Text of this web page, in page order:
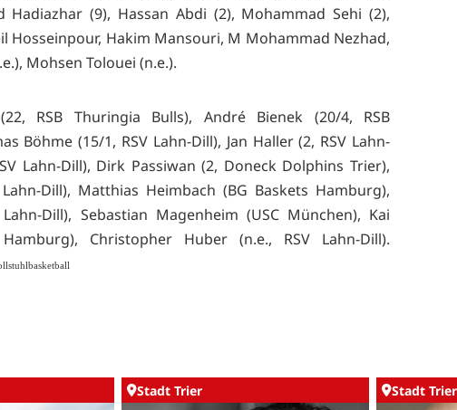
Hadiazhar (9), Hassan Abdi (2), Mohammad Sehi (2),
Hosseinpour, Hakim Mansouri, M Mohammad Nezhad,
Mohsen Tolouei (n.e.).
RSB Thuringia Bulls), André Bienek (20/4, RSB
Böhme (15/1, RSV Lahn-Dill), Jan Haller (2, RSV Lahn-
Lahn-Dill), Dirk Passiwan (2, Doneck Dolphins Trier),
Dill), Matthias Heimbach (BG Baskets Hamburg),
Dill), Sebastian Magenheim (USC München), Kai
Christopher Huber (n.e., RSV Lahn-Dill).
Stadt Trier Stadt Trier